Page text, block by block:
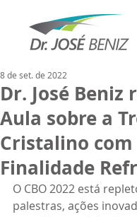
Dr. José Beniz
Aula sobre a
Cristalino com
Finalidade
8 de set. de 2022
O CBO 2022 está
palestras, ações